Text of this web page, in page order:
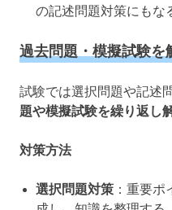
の記述問題対策にもな
過去問題・模擬試験を
試験では選択問題や記述
題や模擬試験を繰り返し
対策方法
選択問題対策 ：重要